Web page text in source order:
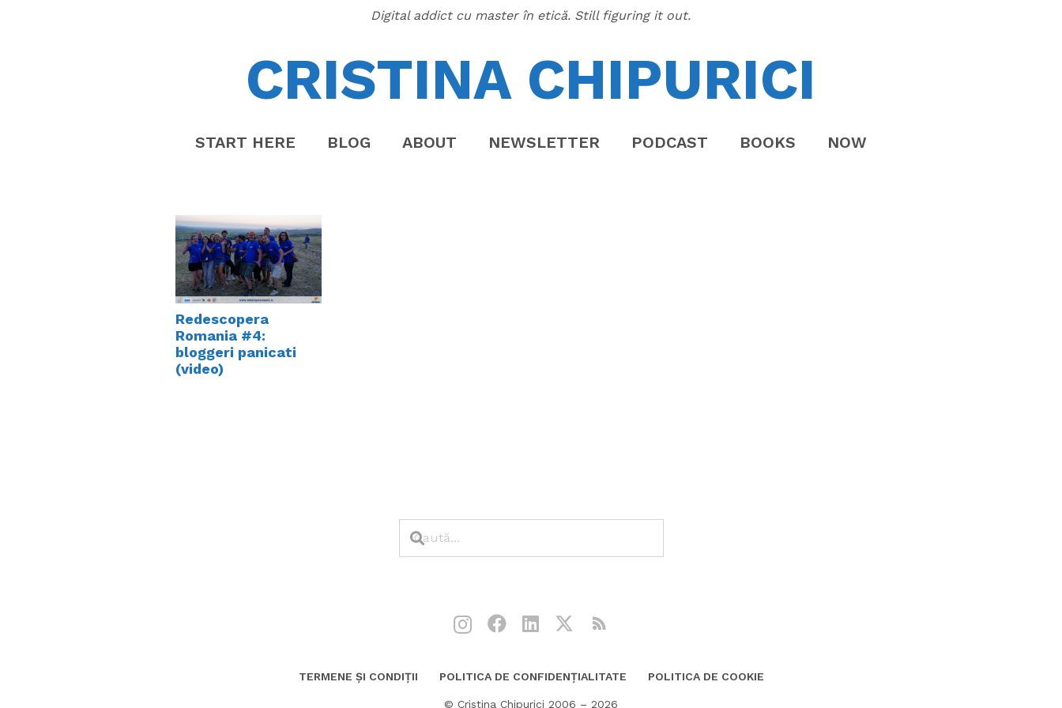
Digital addict cu master în etică. Still figuring it out.
CRISTINA CHIPURICI
START HERE BLOG ABOUT NEWSLETTER PODCAST BOOKS NOW
Redescopera
Romania #4:
bloggeri panicati
(video)
TERMENE ȘI CONDIȚII POLITICA DE CONFIDENȚIALITATE POLITICA DE COOKIE
© Cristina Chipurici 2006 – 2026